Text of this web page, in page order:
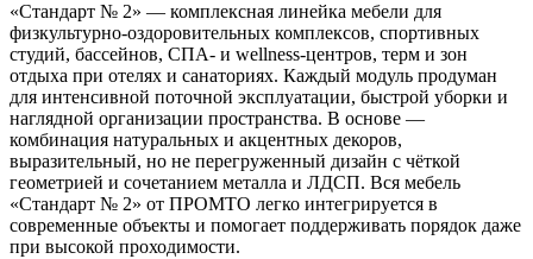
«Стандарт № 2» — комплексная линейка мебели для
физкультурно-оздоровительных комплексов, спортивных
студий, бассейнов, СПА- и wellness-центров, терм и зон
отдыха при отелях и санаториях. Каждый модуль продуман
для интенсивной поточной эксплуатации, быстрой уборки и
наглядной организации пространства. В основе —
комбинация натуральных и акцентных декоров,
выразительный, но не перегруженный дизайн с чёткой
геометрией и сочетанием металла и ЛДСП. Вся мебель
«Стандарт № 2» от ПРОМТО легко интегрируется в
современные объекты и помогает поддерживать порядок даже
при высокой проходимости.